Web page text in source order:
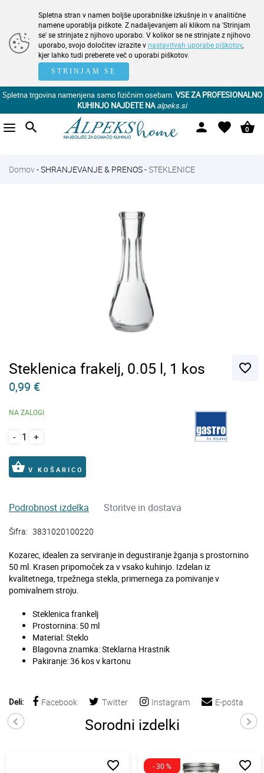
Spletna stran v namen boljše uporabniške izkušnje in v analitične
namene uporablja piškote. Z nadaljevanjem ali klikom na 'Strinjam
se' se strinjate z njihovo uporabo. V kolikor se ne strinjate z njihovo
uporabo, svojo določitev izrazite vnastavitvah uporabe piškotov,
kjer lahko tudi preberete več o uporabi piškotov.
STRINJAM SE
Spletna trgovina namenjena samo fizičnim osebam.VSE ZA PROFESIONALNO
KUHINJO NAJDETE NA alpeks.si
search person favorite shopping_basket
0
Domov-SHRANJEVANJE & PRENOS-STEKLENICE
Steklenica frakelj, 0.05 l, 1 kos favorite_border
0,99 €
NA ZALOGI
- +
shopping_basket V KOŠARICO
Podrobnost izdelka Storitve in dostava
Šifra: 3831020100220
Kozarec, idealen za serviranje in degustiranje žganja s prostornino
50 ml. Krasen pripomoček za v vsako kuhinjo. Izdelan iz
kvalitetnega, trpežnega stekla, primernega za pomivanje v
pomivalnem stroju.
Steklenica frankelj
Prostornina: 50 ml
Material: Steklo
Blagovna znamka: Steklarna Hrastnik
Pakiranje: 36 kos v kartonu
Deli: Facebook Twitter Instagram E-pošta
Sorodni izdelki
favorite_border - 30 % favorite_border